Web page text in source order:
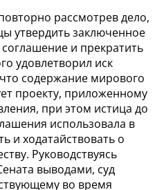
рассмотрев дело,
утвердить заключенное
и прекратить
удовлетворил иск
содержание мирового
проекту, приложенному
при этом истица до
использовала в
и ходатайствовать о
Руководствуясь
выводами, суд
во время